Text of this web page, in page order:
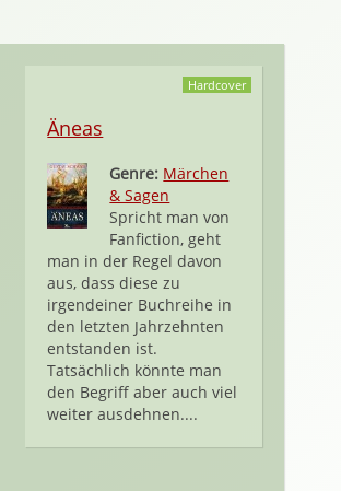
Hardcover
Äneas
Genre: Märchen
& Sagen
Spricht man von
Fanfiction, geht
man in der Regel davon
aus, dass diese zu
irgendeiner Buchreihe in
den letzten Jahrzehnten
entstanden ist.
Tatsächlich könnte man
den Begriff aber auch viel
weiter ausdehnen....